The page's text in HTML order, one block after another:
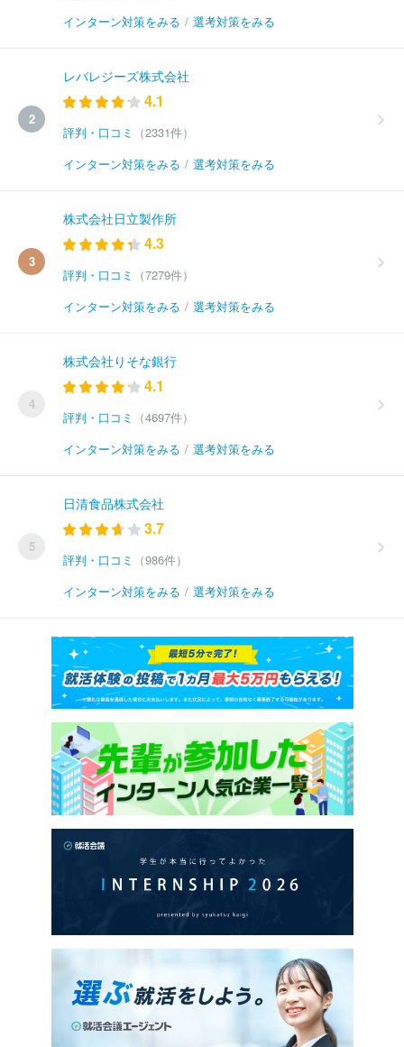
インターン対策をみる / 選考対策をみる
2
レバレジーズ株式会社
4.1
評判・口コミ
（2331件）
インターン対策をみる / 選考対策をみる
3
株式会社日立製作所
4.3
評判・口コミ
（7279件）
インターン対策をみる / 選考対策をみる
4
株式会社りそな銀行
4.1
評判・口コミ
（4697件）
インターン対策をみる / 選考対策をみる
5
日清食品株式会社
3.7
評判・口コミ
（986件）
インターン対策をみる / 選考対策をみる